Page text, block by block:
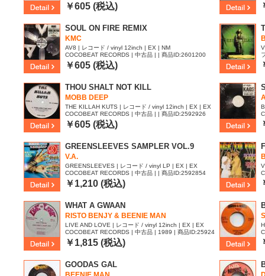
￥605 (税込)
SOUL ON FIRE REMIX
KMC
AV8 | レコード / vinyl 12inch | EX | NM
COCOBEAT RECORDS | 中古品 | | 商品ID:2601200
￥605 (税込)
THOU SHALT NOT KILL
MOBB DEEP
THE KILLAH KUTS | レコード / vinyl 12inch | EX | EX
COCOBEAT RECORDS | 中古品 | | 商品ID:2592926
￥605 (税込)
GREENSLEEVES SAMPLER VOL.9
V.A.
GREENSLEEVES | レコード / vinyl LP | EX | EX
COCOBEAT RECORDS | 中古品 | | 商品ID:2592854
￥1,210 (税込)
WHAT A GWAAN
RISTO BENJY & BEENIE MAN
LIVE AND LOVE | レコード / vinyl 12inch | EX | EX
COCOBEAT RECORDS | 中古品 | 1989 | 商品ID:25924
34
￥1,815 (税込)
GOODAS GAL